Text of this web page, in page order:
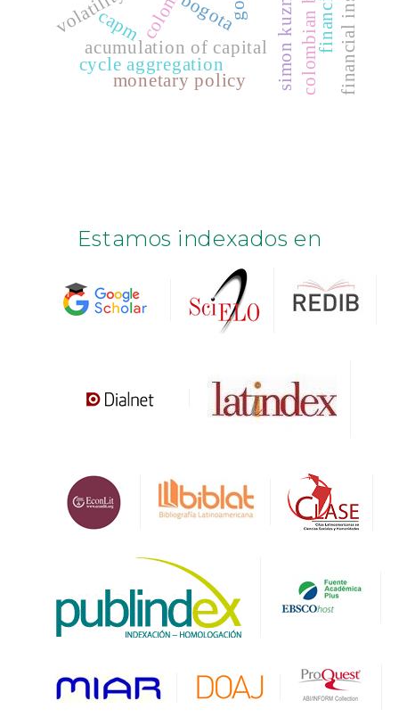
simon kuznets
acumulation of capital
cycle aggregation
monetary policy
capm bogota
Estamos indexados en